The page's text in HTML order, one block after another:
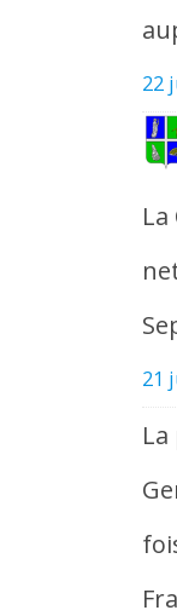
22
21